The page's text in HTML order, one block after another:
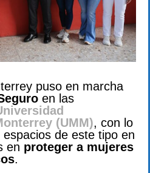
puso en marcha
en las
(UMM), con lo
de este tipo en
en proteger a mujeres
.